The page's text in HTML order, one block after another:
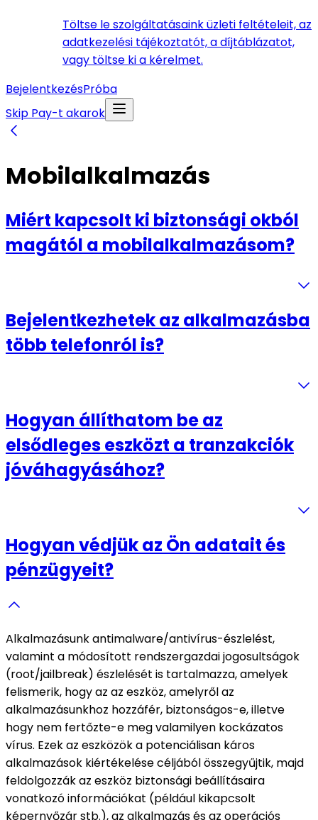
Töltse le szolgáltatásaink üzleti feltételeit, az
adatkezelési tájékoztatót, a díjtáblázatot,
vagy töltse ki a kérelmet.
BejelentkezésPróba
Skip Pay-t akarok
Mobilalkalmazás
Miért kapcsolt ki biztonsági okból
magától a mobilalkalmazásom?
Bejelentkezhetek az alkalmazásba
több telefonról is?
Hogyan állíthatom be az
elsődleges eszközt a tranzakciók
jóváhagyásához?
Hogyan védjük az Ön adatait és
pénzügyeit?
Alkalmazásunk antimalware/antivírus-észlelést,
valamint a módosított rendszergazdai jogosultságok
(root/jailbreak) észlelését is tartalmazza, amelyek
felismerik, hogy az az eszköz, amelyről az
alkalmazásunkhoz hozzáfér, biztonságos-e, illetve
hogy nem fertőzte-e meg valamilyen kockázatos
vírus. Ezek az eszközök a potenciálisan káros
alkalmazások kiértékelése céljából összegyűjtik, majd
feldolgozzák az eszköz biztonsági beállításaira
vonatkozó információkat (például kikapcsolt
képernyőzár stb.), az alkalmazás és az operációs